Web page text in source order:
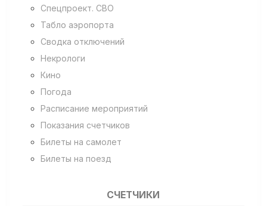
Спецпроект. СВО
Табло аэропорта
Сводка отключений
Некрологи
Кино
Погода
Расписание мероприятий
Показания счетчиков
Билеты на самолет
Билеты на поезд
СЧЕТЧИКИ